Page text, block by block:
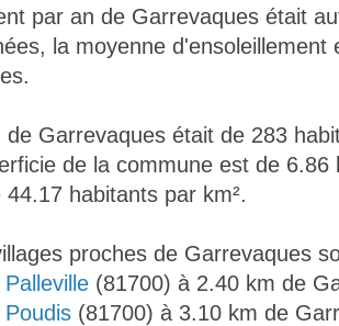
par an de Garrevaques était
la moyenne d'ensoleillement
de Garrevaques était de 283
de la commune est de 6.86
44.17 habitants par km².
proches de Garrevaques
Palleville (81700) à 2.40 km de
Poudis (81700) à 3.10 km de